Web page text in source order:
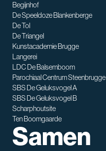
Begijnhof
De Speeldoze Blankenberge
De Tol
De Triangel
Kunstacademie Brugge
Langerei
LDC De Balsemboom
Parochiaal Centrum Steenbrugge
SBS De Geluksvogel A
SBS De Geluksvogel B
Scharphoutsite
Ten Boomgaarde
Samen
SNT assistent
Waarmee kan ik je helpen?